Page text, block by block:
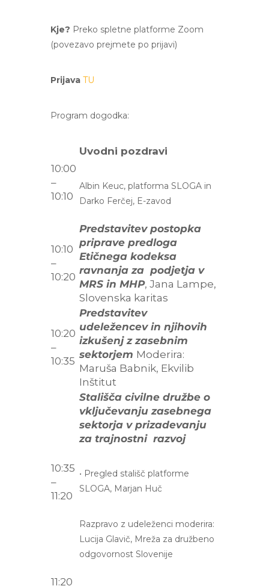
Kje? Preko spletne platforme Zoom
(povezavo prejmete po prijavi)
Prijava TU
Program dogodka:
10:00
–
10:10
Uvodni pozdravi
Albin Keuc, platforma SLOGA in
Darko Ferčej, E-zavod
10:10
–
10:20
Predstavitev postopka
priprave predloga
Etičnega kodeksa
ravnanja za podjetja v
MRS in MHP, Jana Lampe,
Slovenska karitas
10:20
–
10:35
Predstavitev
udeležencev in njihovih
izkušenj z zasebnim
sektorjem Moderira:
Maruša Babnik, Ekvilib
Inštitut
10:35
–
11:20
Stališča civilne družbe o
vključevanju zasebnega
sektorja v prizadevanju
za trajnostni razvoj
• Pregled stališč platforme
SLOGA, Marjan Huč
Razpravo z udeleženci moderira:
Lucija Glavič, Mreža za družbeno
odgovornost Slovenije
11:20